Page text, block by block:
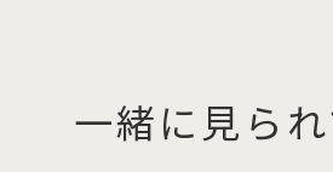
一緒に見ら